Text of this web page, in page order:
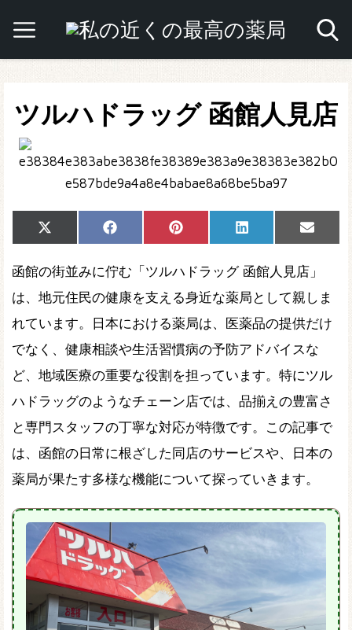
ツルハドラッグ 函館人見店
Share
on
X
(Twitter)
Share
on
Facebook Share
on
Pinterest Share
on
LinkedIn
Share
on
Email
函館の街並みに佇む「ツルハドラッグ 函館人見店」
は、地元住民の健康を支える身近な薬局として親しま
れています。日本における薬局は、医薬品の提供だけ
でなく、健康相談や生活習慣病の予防アドバイスな
ど、地域医療の重要な役割を担っています。特にツル
ハドラッグのようなチェーン店では、品揃えの豊富さ
と専門スタッフの丁寧な対応が特徴です。この記事で
は、函館の日常に根ざした同店のサービスや、日本の
薬局が果たす多様な機能について探っていきます。